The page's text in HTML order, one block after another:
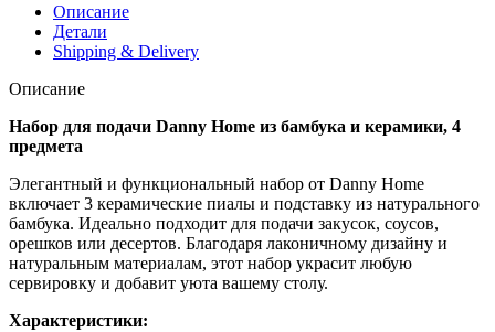
Описание
Детали
Shipping & Delivery
Описание
Набор для подачи Danny Home из бамбука и керамики, 4
предмета
Элегантный и функциональный набор от Danny Home
включает 3 керамические пиалы и подставку из натурального
бамбука. Идеально подходит для подачи закусок, соусов,
орешков или десертов. Благодаря лаконичному дизайну и
натуральным материалам, этот набор украсит любую
сервировку и добавит уюта вашему столу.
Характеристики: